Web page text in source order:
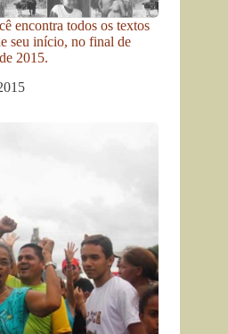
encontra todos os textos
seu início, no final de
2015.